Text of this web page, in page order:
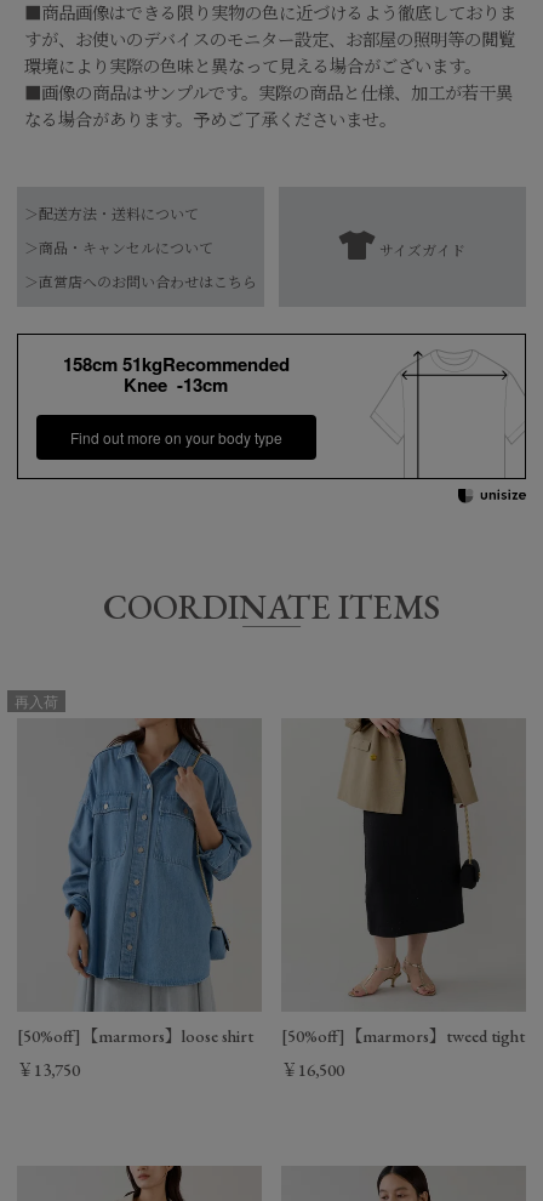
■商品画像はできる限り実物の色に近づけるよう徹底しておりま
すが、お使いのデバイスのモニター設定、お部屋の照明等の閲覧
環境により実際の色味と異なって見える場合がございます。
■画像の商品はサンプルです。実際の商品と仕様、加工が若干異
なる場合があります。予めご了承くださいませ。
素材
本体（OFF WHITE・L/BEIGE・KHAKI）：
本体（SAXE・NAVY）：再生繊維（セルロ
別布：ポリエステル80% 綿20%
お手入れ方法
水洗い可
*詳しくは商品の洗濯表示にてご確認をお願
い致します。
原産国
サイズ
72.8/80㎝ 67㎝ 77.2㎝
【お届け希望日につきまして】
※最短日のお届けとなります。
通常は、平日営業日2～4日以内の発送となります。
また連休時、セール時期などはご希望に添えない場合がございま
す。
予めご了承くださいませ。
＞配送方法・送料について
＞商品・キャンセルについて
＞直営店へのお問い合わせはこちら
サイズガイド
158cm 51kgRecommended
Knee -13cm
Find out more on your body type
COORDINATE ITEMS
再入荷
[50%off]【marmors】loose shirt
￥13,750
[50%off]【marmors】tweed tight
￥16,500